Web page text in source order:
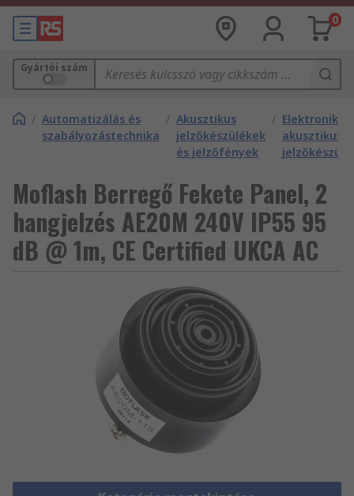
0
Gyártói szám
/ Automatizálás és
szabályozástechnika
/ Akusztikus
jelzőkészülékek
és jelzőfények
/ Elektronikus
akusztikus
Moflash Berregő Fekete Panel, 2
hangjelzés AE20M 240V IP55 95
dB @ 1m, CE Certified UKCA AC